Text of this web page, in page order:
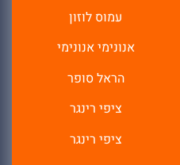
עמוס לוזון
אנונימי אנונימי
הראל סופר
ציפי רינגר
ציפי רינגר